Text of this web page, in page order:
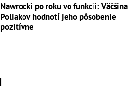
Nawrocki po roku vo funkcii: Väčšina
Poliakov hodnotí jeho pôsobenie
pozitívne